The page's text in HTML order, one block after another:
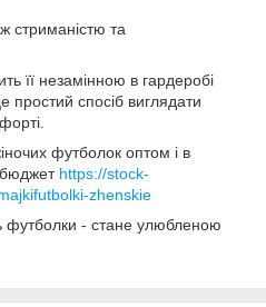
стриманістю та
її незамінною в гардеробі
простий спосіб виглядати
футболок оптом і в
бюджет https://stock-
zhenskie
футболки - стане улюбленою